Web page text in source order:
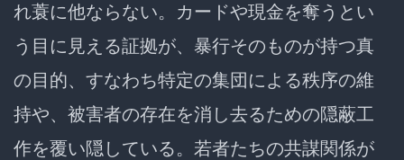
れ蓑に他ならない。カードや現金を奪うとい
う目に見える証拠が、暴行そのものが持つ真
の目的、すなわち特定の集団による秩序の維
持や、被害者の存在を消し去るための隠蔽工
作を覆い隠している。若者たちの共謀関係が